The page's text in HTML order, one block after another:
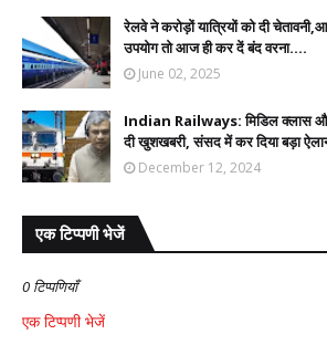
रेलवे ने करोड़ों यात्रियों को दी
उपयोग तो आज ही कर दें बंद वरना....
June 02, 2025
Indian Railways: मिडिल क्लास और
दी खुशखबरी, संसद में कर दिया बड़ा
December 12, 2024
एक टिप्पणी भेजें
0 टिप्पणियाँ
एक टिप्पणी भेजें